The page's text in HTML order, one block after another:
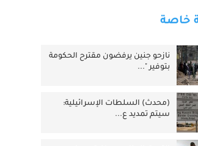
خاصة
نازحو جنين يرفضون مقترح الحكومة
بتوفير "...
(محدث) السلطات الإسرائيلية:
سيتم تمديد ع...